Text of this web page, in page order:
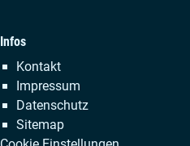
Infos
Navigation
überspringen
Kontakt
Impressum
Datenschutz
Sitemap